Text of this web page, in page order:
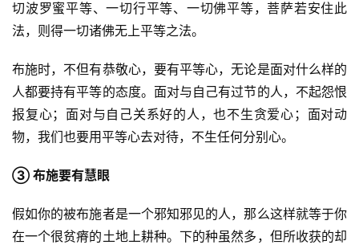
频
纪
录
佛
艺
术
切波罗蜜平等、一切行平等、一切佛平等，菩萨若安住此
法，则得一切诸佛无上平等之法。
布施时，不但有恭敬心，要有平等心，无论是面对什么样的
人都要持有平等的态度。面对与自己有过节的人，不起怨恨
报复心；面对与自己关系好的人，也不生贪爱心；面对动
物，我们也要用平等心去对待，不生任何分别心。
③ 布施要有慧眼
假如你的被布施者是一个邪知邪见的人，那么这样就等于你
在一个很贫瘠的土地上耕种。下的种虽然多，但所收获的却